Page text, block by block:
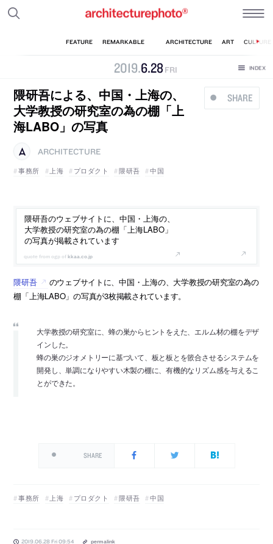
2019.6.28 FRI
SHARE
隈研吾による、中国・上海の、
大学教授の研究室の為の棚「上
海LABO」の写真
ARCHITECTURE
事務所
上海 プロダクト 隈研吾 中国
隈研吾のウェブサイトに、中国・上海の、
大学教授の研究室の為の棚「上海LABO」
の写真が掲載されています
kkaa.co.jp
隈研吾
のウェブサイトに、中国・上海の、大学教授の研究室の為の
棚「上海LABO」の写真が3枚掲載されています。
大学教授の研究室に、蜂の巣からヒントをえた、エルム材の棚をデザ
インした。
蜂の巣のジオメトリーに基づいて、板と板とを篏合させるシステムを
開発し、単調になりやすい木製の棚に、有機的なリズム感を与えるこ
とができた。
SHARE
事務所 上海 プロダクト 隈研吾 中国
2019.06.28 Fri 09:54 permalink